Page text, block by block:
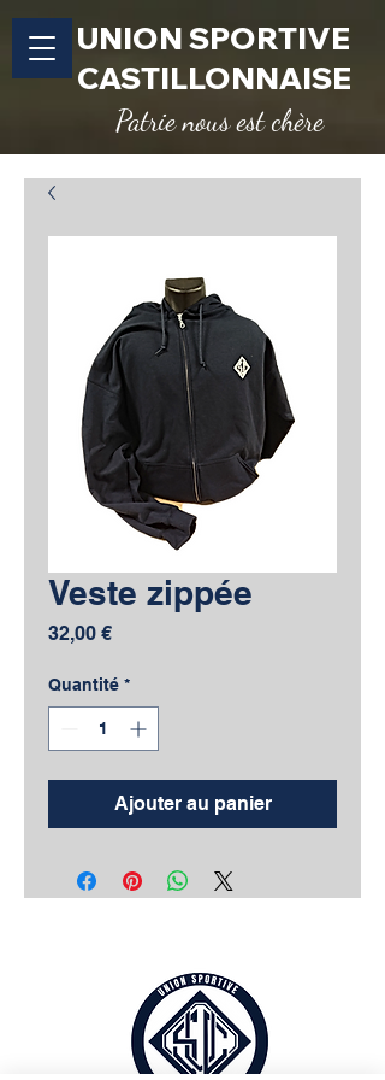
UNION SPORTIVE
CASTILLONNAISE
Patrie nous est chère
Veste zippée
32,00 €Prix
Quantité *
Ajouter au panier